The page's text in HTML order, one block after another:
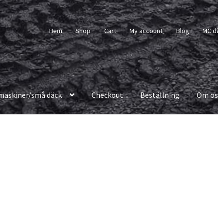
Hem Shop Cart My account Blog MC
små däck Checkout Beställning Om